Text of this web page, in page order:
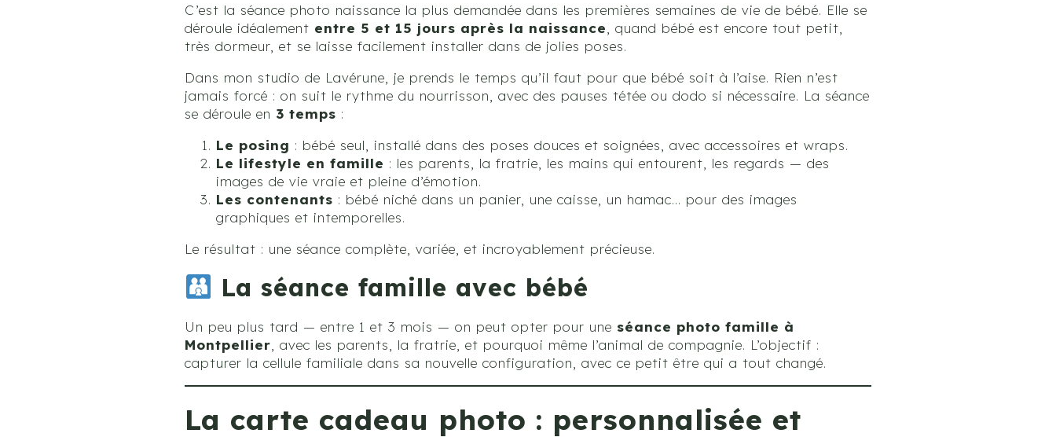
C’est la séance photo naissance la plus demandée dans les premières semaines de vie de bébé. Elle se
déroule idéalement entre 5 et 15 jours après la naissance
, quand bébé est encore tout petit,
très dormeur, et se laisse facilement installer dans de jolies poses.
Dans mon studio de Lavérune, je prends le temps qu’il faut pour que bébé soit à l’aise. Rien n’est
jamais forcé : on suit le rythme du nourrisson, avec des pauses tétée ou dodo si nécessaire. La séance
se déroule en 3 temps :
Le posing : bébé seul, installé dans des poses douces et soignées, avec accessoires et wraps.
Le lifestyle en famille : les parents, la fratrie, les mains qui entourent, les regards — des
images de vie vraie et pleine d’émotion.
Les contenants : bébé niché dans un panier, une caisse, un hamac… pour des images
graphiques et intemporelles.
Le résultat : une séance complète, variée, et incroyablement précieuse.
La séance famille avec bébé
Un peu plus tard — entre 1 et 3 mois — on peut opter pour une séance photo famille à
Montpellier , avec les parents, la fratrie, et pourquoi même l’animal de compagnie. L’objectif :
capturer la cellule familiale dans sa nouvelle configuration, avec ce petit être qui a tout changé.
La carte cadeau photo : personnalisée et